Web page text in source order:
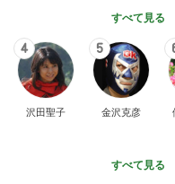
すべて見る
4
沢田聖子
5
金沢克彦
すべて見る